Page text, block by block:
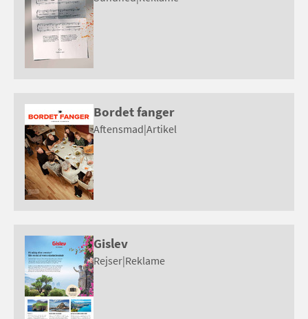
Bordet fanger
Aftensmad|Artikel
Gislev
Rejser|Reklame